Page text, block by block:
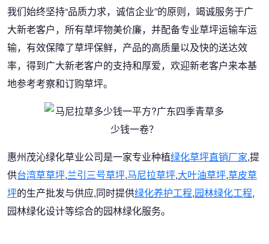
我们始终坚持“品质力求，诚信企业”的原则，竭诚服务于广
大新老客户，所有草坪物美价廉，并配备专业草坪运输车运
输，有效保障了草坪保鲜，产品的高质量以及快的送达效
率，得到广大新老客户的支持和厚爱，欢迎新老客户来本基
地参考考察和订购草坪。
惠州茂沁绿化草业公司是一家专业种植绿化草坪直销厂家,提
供台湾草草坪,兰引三号草坪,马尼拉草坪,大叶油草坪,草皮草
坪的生产批发与供应,同时提供绿化养护工程,园林绿化工程,
园林绿化设计等综合的园林绿化服务。